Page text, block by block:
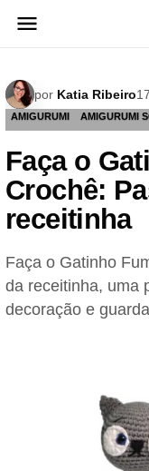
para
por Katia Ribeiro
AMIGURUMI AMIGURUMI
Faça o
Crochê:
receitinha
Faça o Gatinho
da receitinha, uma
decoração e